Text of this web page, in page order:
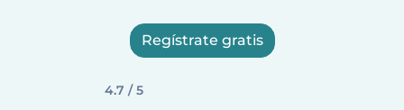
Regístrate gratis
4.7 / 5